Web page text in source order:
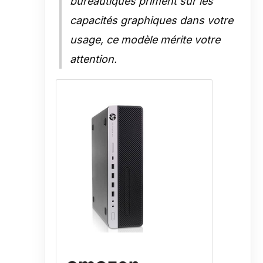
capacités graphiques dans votre
usage, ce modèle mérite votre
attention.